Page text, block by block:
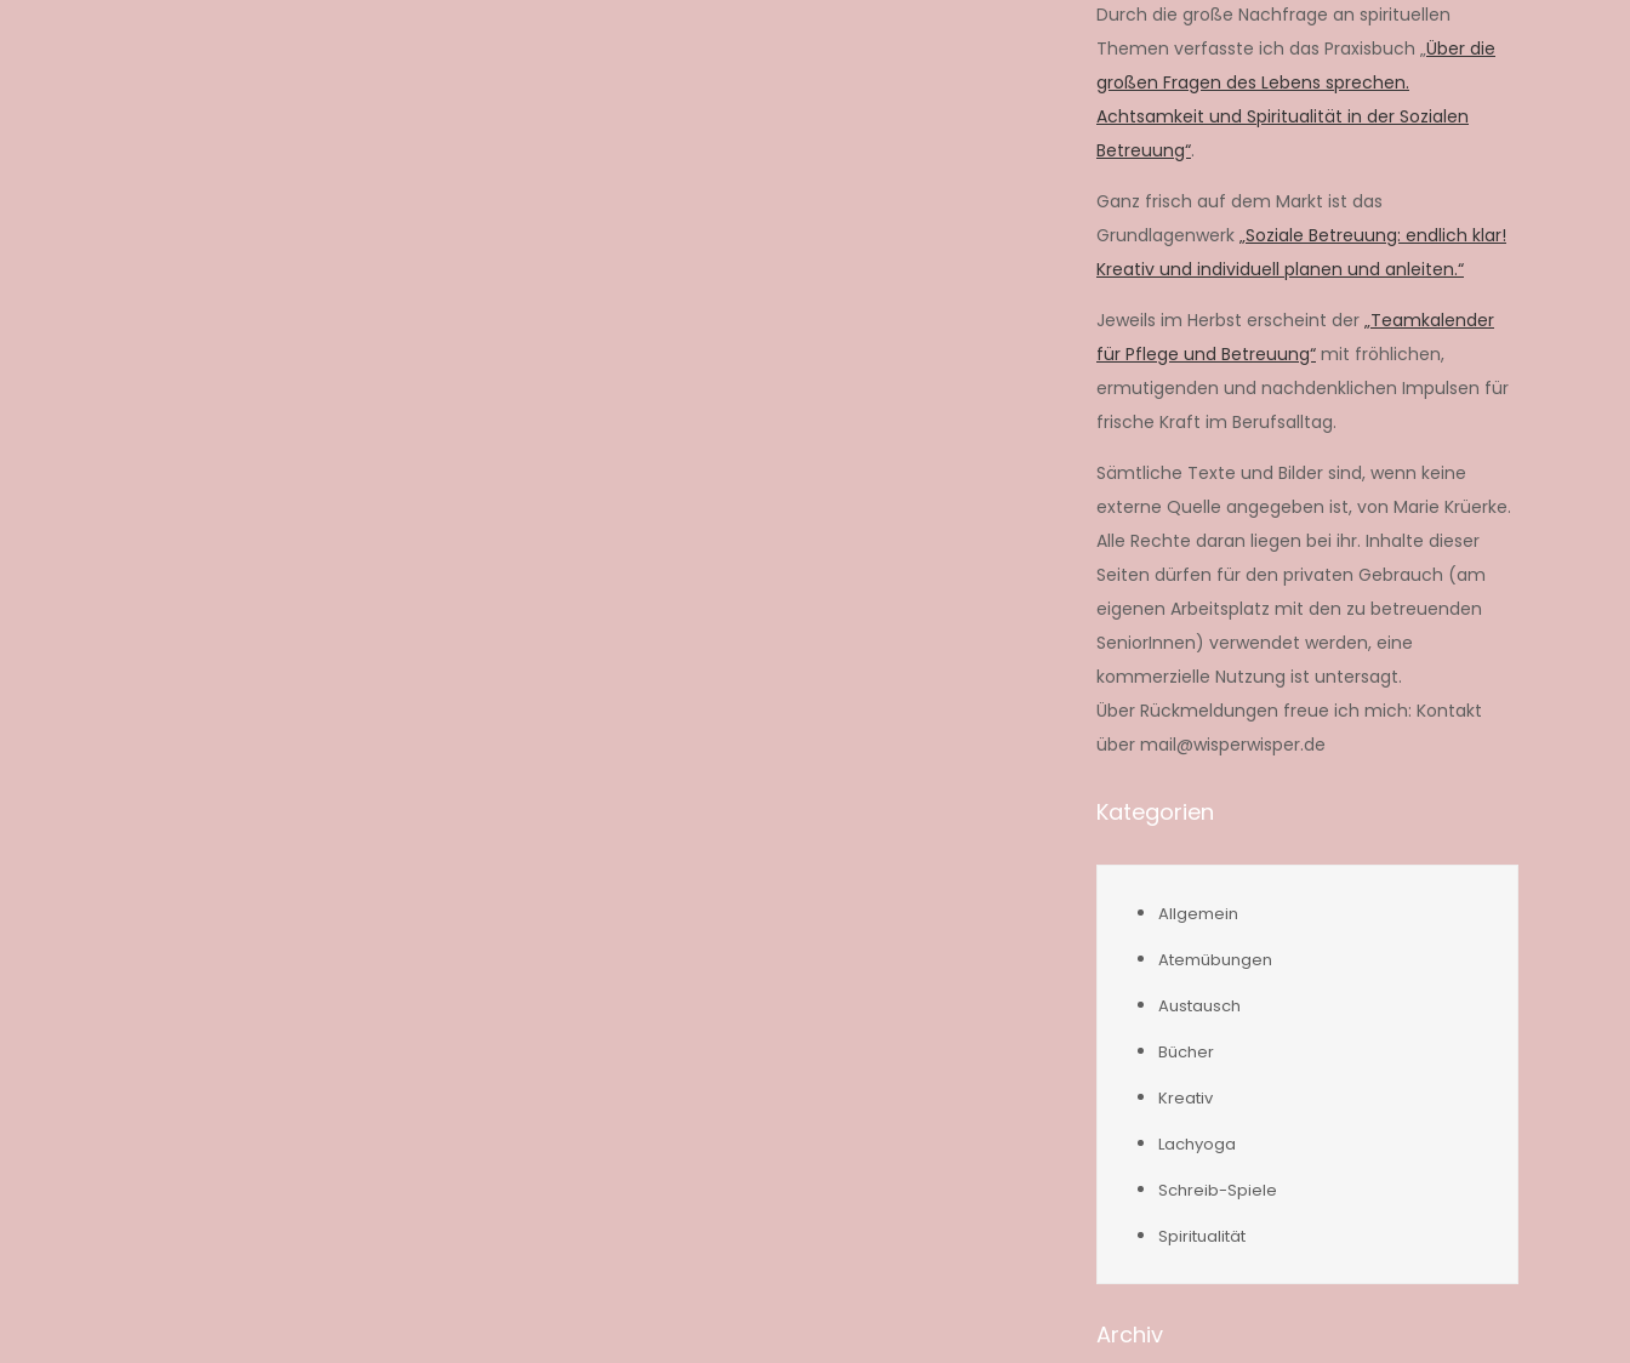
Durch die große Nachfrage an spirituellen
Themen verfasste ich das Praxisbuch „Über die
großen Fragen des Lebens sprechen.
Achtsamkeit und Spiritualität in der Sozialen
Betreuung“.
Ganz frisch auf dem Markt ist das
Grundlagenwerk „Soziale Betreuung: endlich klar!
Kreativ und individuell planen und anleiten.“
Jeweils im Herbst erscheint der „Teamkalender
für Pflege und Betreuung“ mit fröhlichen,
ermutigenden und nachdenklichen Impulsen für
frische Kraft im Berufsalltag.
Sämtliche Texte und Bilder sind, wenn keine
externe Quelle angegeben ist, von Marie Krüerke.
Alle Rechte daran liegen bei ihr. Inhalte dieser
Seiten dürfen für den privaten Gebrauch (am
eigenen Arbeitsplatz mit den zu betreuenden
SeniorInnen) verwendet werden, eine
kommerzielle Nutzung ist untersagt.
Über Rückmeldungen freue ich mich: Kontakt
über mail@wisperwisper.de
Kategorien
Allgemein
Atemübungen
Austausch
Bücher
Kreativ
Lachyoga
Schreib-Spiele
Spiritualität
Archiv